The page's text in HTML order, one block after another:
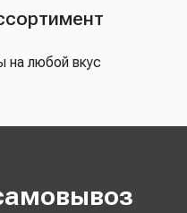
на любой вкус